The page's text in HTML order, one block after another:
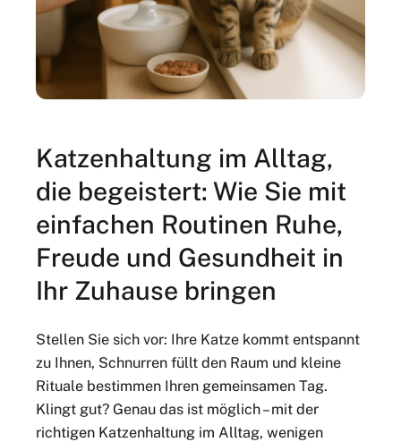
Katzenhaltung im Alltag,
die begeistert: Wie Sie mit
einfachen Routinen Ruhe,
Freude und Gesundheit in
Ihr Zuhause bringen
Stellen Sie sich vor: Ihre Katze kommt entspannt
zu Ihnen, Schnurren füllt den Raum und kleine
Rituale bestimmen Ihren gemeinsamen Tag.
Klingt gut? Genau das ist möglich – mit der
richtigen Katzenhaltung im Alltag, wenigen